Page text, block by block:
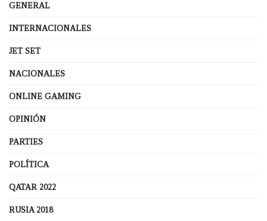
GENERAL
INTERNACIONALES
JET SET
NACIONALES
ONLINE GAMING
OPINIÓN
PARTIES
POLÍTICA
QATAR 2022
RUSIA 2018